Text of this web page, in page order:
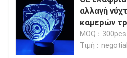
αλλαγή
καμερών
χρωμάτων
MOQ：300pcs
Τιμή：